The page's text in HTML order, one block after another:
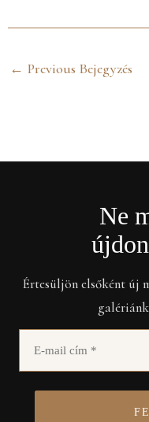
← Previous Bejegyzés
Ne
Értesüljön elsőként új